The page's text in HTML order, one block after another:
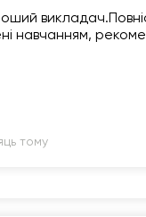
навчанням,
тому